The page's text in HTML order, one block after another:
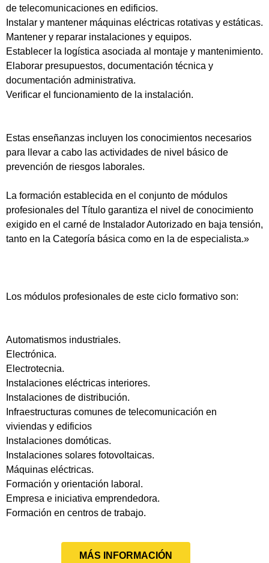
de telecomunicaciones en edificios.
Instalar y mantener máquinas eléctricas rotativas y estáticas.
Mantener y reparar instalaciones y equipos.
Establecer la logística asociada al montaje y mantenimiento.
Elaborar presupuestos, documentación técnica y
documentación administrativa.
Verificar el funcionamiento de la instalación.
Estas enseñanzas incluyen los conocimientos necesarios
para llevar a cabo las actividades de nivel básico de
prevención de riesgos laborales.
La formación establecida en el conjunto de módulos
profesionales del Título garantiza el nivel de conocimiento
exigido en el carné de Instalador Autorizado en baja tensión,
tanto en la Categoría básica como en la de especialista.»
Los módulos profesionales de este ciclo formativo son:
Automatismos industriales.
Electrónica.
Electrotecnia.
Instalaciones eléctricas interiores.
Instalaciones de distribución.
Infraestructuras comunes de telecomunicación en
viviendas y edificios
Instalaciones domóticas.
Instalaciones solares fotovoltaicas.
Máquinas eléctricas.
Formación y orientación laboral.
Empresa e iniciativa emprendedora.
Formación en centros de trabajo.
MÁS INFORMACIÓN